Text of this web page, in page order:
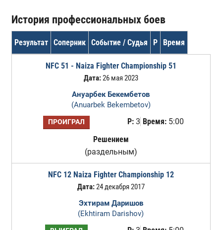
История профессиональных боев
Результат Соперник Событие / Судья Р Время
NFC 51 - Naiza Fighter Championship 51
Дата:26 мая 2023
Ануарбек Бекембетов
(Anuarbek Bekembetov)
ПРОИГРАЛ Р:3 Время:5:00
Решением
(раздельным)
NFC 12 Naiza Fighter Championship 12
Дата:24 декабря 2017
Эхтирам Даришов
(Ekhtiram Darishov)